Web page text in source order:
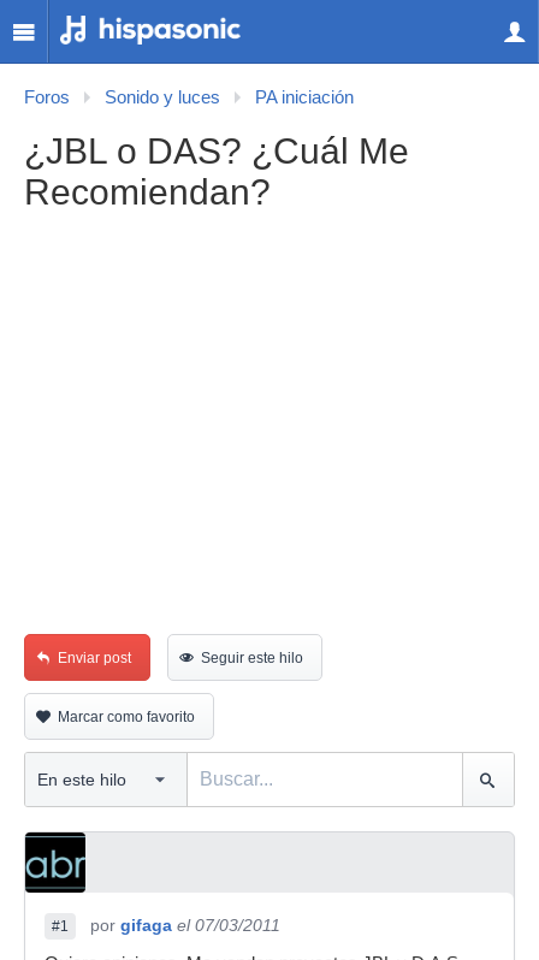
Foros Sonido y luces PA iniciación
¿JBL o DAS? ¿Cuál Me
Recomiendan?
Enviar post Seguir este hilo
Marcar como favorito
#1 por gifaga el 07/03/2011